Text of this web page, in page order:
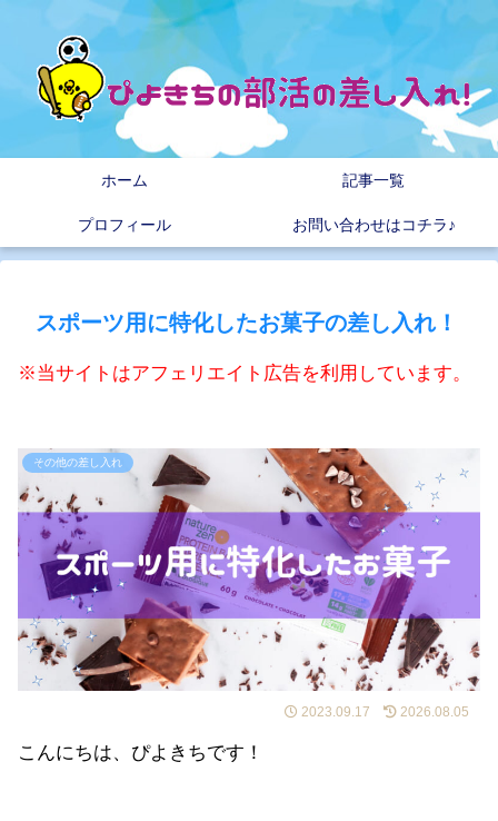
ホーム 記事一覧
プロフィール お問い合わせはコチラ♪
スポーツ用に特化したお菓子の差し入れ！
※当サイトはアフェリエイト広告を利用しています。
その他の差し入れ
2023.09.17 2026.08.05
こんにちは、ぴよきちです！